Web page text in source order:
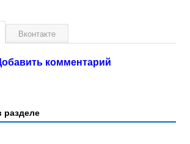
Вконтакте
комментарий
разделе